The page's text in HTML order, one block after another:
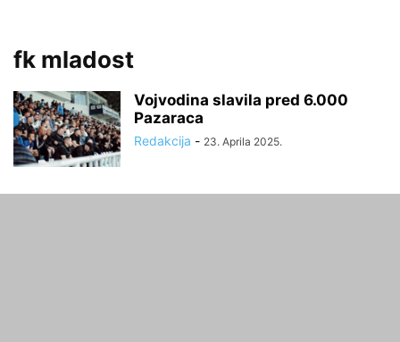
fk mladost
Vojvodina slavila pred 6.000
Pazaraca
Redakcija - 23. Aprila 2025.